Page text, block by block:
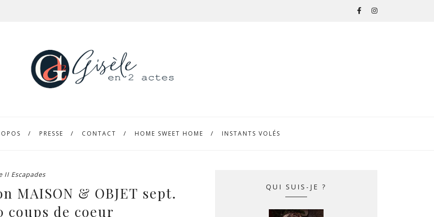
PRESSE CONTACT HOME SWEET HOME INSTANTS VOLÉS
II Escapades
MAISON & OBJET sept.
coups de coeur
QUI SUIS-JE ?